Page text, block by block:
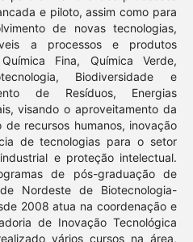
e piloto, assim como para
de novas tecnologias,
a processos e produtos
Fina, Química Verde,
Biodiversidade e
de Resíduos, Energias
visando o aproveitamento da
de recursos humanos, inovação
de tecnologias para o setor
e proteção intelectual.
de pós-graduação de
Nordeste de Biotecnologia-
2008 atua na coordenação e
de Inovação Tecnológica
vários cursos na área,